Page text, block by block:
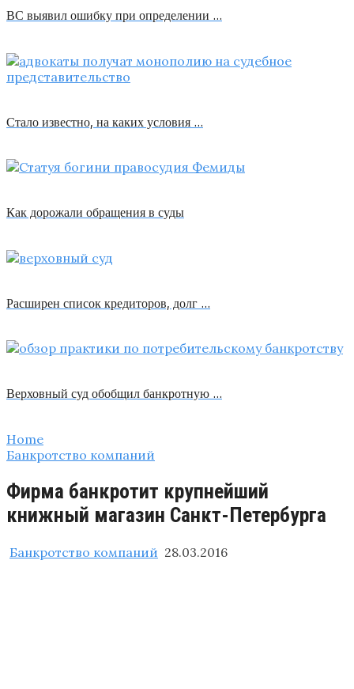
ВС выявил ошибку при определении …
Стало известно, на каких условия …
Как дорожали обращения в суды
Расширен список кредиторов, долг …
Верховный суд обобщил банкротную …
Home
Банкротство компаний
Фирма банкротит крупнейший
книжный магазин Санкт-Петербурга
Банкротство компаний 28.03.2016